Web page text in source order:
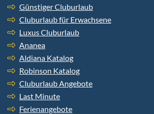
Günstiger Cluburlaub
Cluburlaub für Erwachsene
Luxus Cluburlaub
Ananea
Aldiana Katalog
Robinson Katalog
Cluburlaub Angebote
Last Minute
Ferienangebote